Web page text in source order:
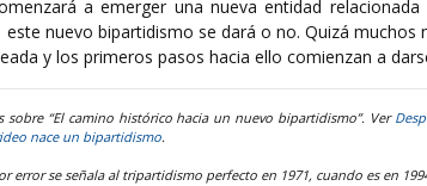
a emerger una nueva entidad
nuevo bipartidismo se dará o no. Quizá muchos
y los primeros pasos hacia ello comienzan a
“El camino histórico hacia un nuevo bipartidismo”. Ver
nace un bipartidismo.
error se señala al tripartidismo perfecto en 1971, cuando es en